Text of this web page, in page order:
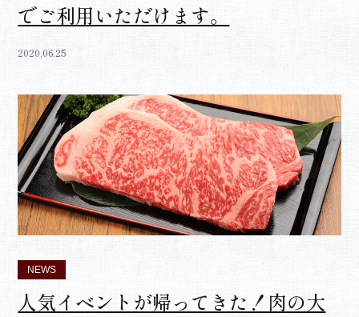
でご利用いただけます。
2020.06.25
NEWS
人気イベントが帰ってきた！肉の大